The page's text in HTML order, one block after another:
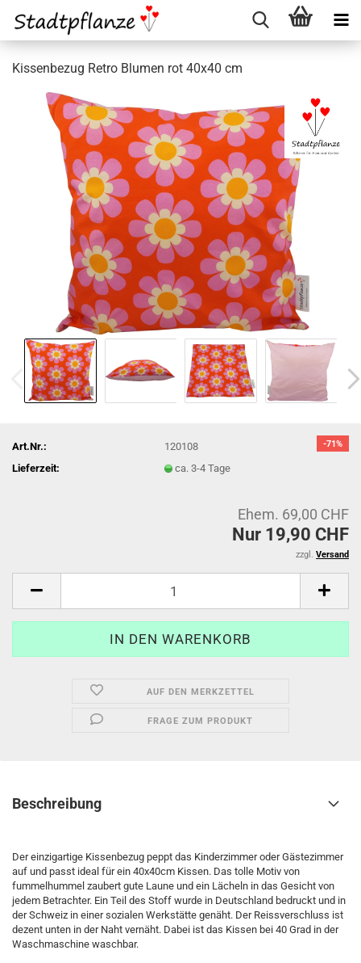
Kissenbezug Retro Blumen rot 40x40 cm
-71%
Art.Nr.:
120108
Lieferzeit:
ca. 3-4 Tage
Ehem. 69,00 CHF
Nur 19,90 CHF
zzgl. Versand
AUF DEN MERKZETTEL
FRAGE ZUM PRODUKT
Beschreibung
Der einzigartige Kissenbezug peppt das Kinderzimmer oder Gästezimmer
auf und passt ideal für ein 40x40cm Kissen. Das tolle Motiv von
fummelhummel zaubert gute Laune und ein Lächeln in das Gesicht von
jedem Betrachter. Ein Teil des Stoff wurde in Deutschland bedruckt und in
der Schweiz in einer sozialen Werkstätte genäht. Der Reissverschluss ist
dezent unten in der Naht vernäht. Dabei ist das Kissen bei 40 Grad in der
Waschmaschine waschbar.